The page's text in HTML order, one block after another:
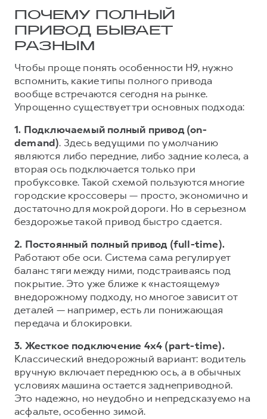
ПОЧЕМУ ПОЛНЫЙ
ПРИВОД БЫВАЕТ
РАЗНЫМ
Чтобы проще понять особенности H9, нужно
вспомнить, какие типы полного привода
вообще встречаются сегодня на рынке.
Упрощенно существует три основных подхода:
1. Подключаемый полный привод (on-
demand). Здесь ведущими по умолчанию
являются либо передние, либо задние колеса, а
вторая ось подключается только при
пробуксовке. Такой схемой пользуются многие
городские кроссоверы — просто, экономично и
достаточно для мокрой дороги. Но в серьезном
бездорожье такой привод быстро сдается.
2. Постоянный полный привод (full-time).
Работают обе оси. Система сама регулирует
баланс тяги между ними, подстраиваясь под
покрытие. Это уже ближе к «настоящему»
внедорожному подходу, но многое зависит от
деталей — например, есть ли понижающая
передача и блокировки.
3. Жесткое подключение 4х4 (part-time).
Классический внедорожный вариант: водитель
вручную включает переднюю ось, а в обычных
условиях машина остается заднеприводной.
Это надежно, но неудобно и непредсказуемо на
асфальте, особенно зимой.